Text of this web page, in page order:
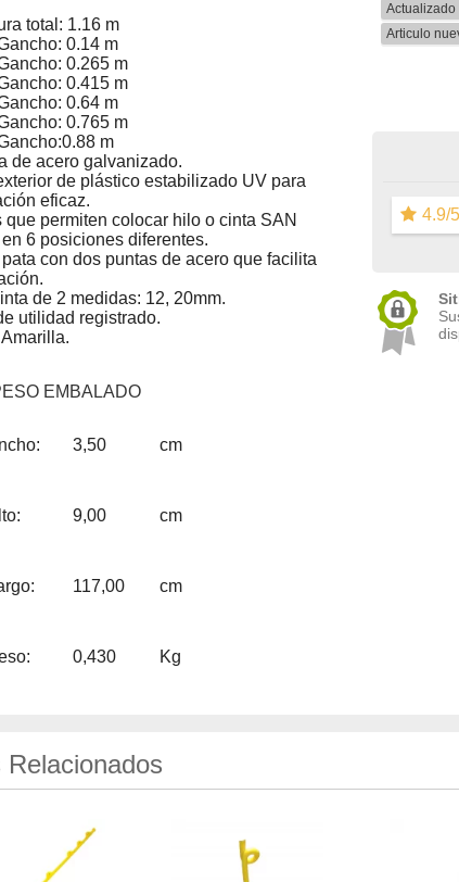
total: 1.16 m
0.14 m
0.265 m
0.415 m
0.64 m
0.765 m
m
de acero galvanizado.
de plástico estabilizado UV para
eficaz.
que permiten colocar hilo o cinta SAN
en 6 posiciones diferentes.
con dos puntas de acero que facilita
de 2 medidas: 12, 20mm.
utilidad registrado.
EMBALADO
3,50 cm
9,00 cm
117,00 cm
0,430 Kg
Articulo
4.9/5
Relacionados